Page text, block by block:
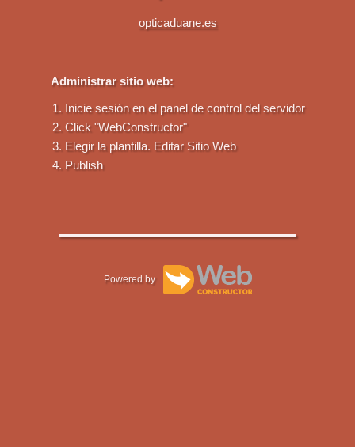
opticaduane.es
Administrar sitio web:
Inicie sesión en el panel de control del servidor
Click "WebConstructor"
Elegir la plantilla. Editar Sitio Web
Publish
Powered by